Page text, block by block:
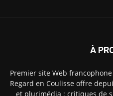
À
Premier site Web
Regard en Coulisse offre
et plurimédia : critiques de